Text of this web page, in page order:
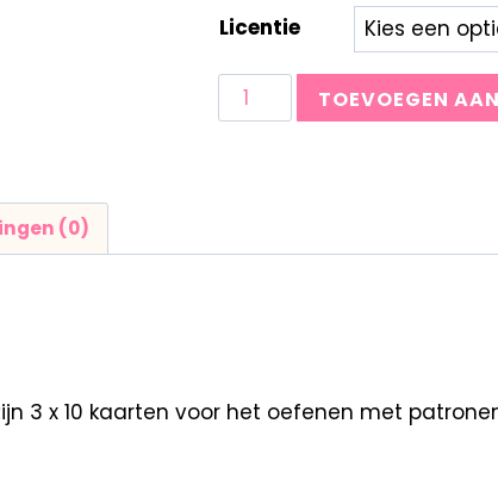
Licentie
TOEVOEGEN
(0)
3 x 10 kaarten voor het oefenen met